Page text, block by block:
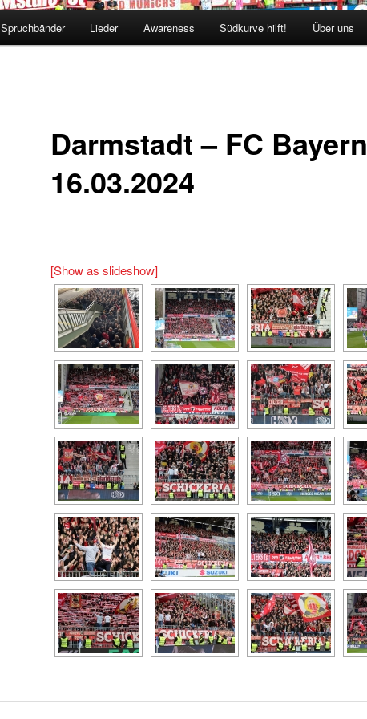
Spruchbänder Lieder Awareness Südkurve hilft! Über uns
Darmstadt – FC Bayern
16.03.2024
[Show as slideshow]